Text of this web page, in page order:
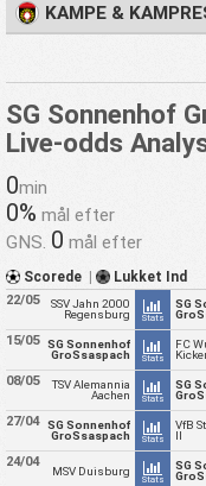
KAMPE &
SG Sonnenhof
Live-odds
0min
0% mål efter
GNS. 0 mål efter
Scorede Lukket Ind
22/05
SSV Jahn 2000
Regensburg
Stats
SG
15/05
SG Sonnenhof
GroSsaspach
Stats
FC
08/05
TSV Alemannia
Aachen
Stats
SG
27/04
SG Sonnenhof
GroSsaspach
Stats
VfB
24/04
MSV Duisburg
Stats
SG